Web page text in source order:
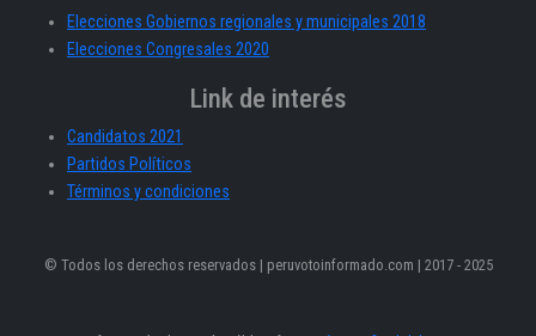
Elecciones Gobiernos regionales y municipales 2018
Elecciones Congresales 2020
Link de interés
Candidatos 2021
Partidos Políticos
Términos y condiciones
© Todos los derechos reservados | peruvotoinformado.com | 2017 - 2025